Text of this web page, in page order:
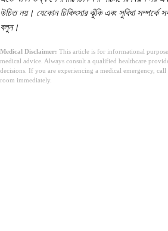
উচিত নয়। যেকোন চিকিৎসার ঝুঁকি এবং সুবিধা সম্পর্কে
বলুন।
Medical Disclaimer: This article is for informational
medical advice. Always consult a qualified healthcare
decisions. If you are experiencing a medical emergency,
room immediately.